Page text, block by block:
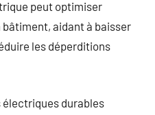
peut optimiser
bâtiment, aidant à baisser
les déperditions
électriques durables